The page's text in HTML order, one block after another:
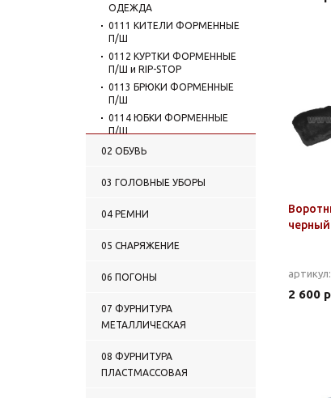
ОДЕЖДА
0111 КИТЕЛИ ФОРМЕННЫЕ
П/Ш
0112 КУРТКИ ФОРМЕННЫЕ
П/Ш и RIP-STOP
0113 БРЮКИ ФОРМЕННЫЕ
П/Ш
0114 ЮБКИ ФОРМЕННЫЕ
П/Ш
0115 КОСТЮМЫ
0116 ПЛАТЬЯ ФОРМЕННЫЕ
РЕКОНСТРУКЦИЙ И
0118 ФОРМЕНКИ
0119 РУБАШКИ МУЖСКИЕ
0121 ГАЛСТУКИ-РЕГАТЫ
ПРОСТЫЕ
ВЫШИТЫЕ
0123 ГАЛСТУКИ-
02 ОБУВЬ
03 ГОЛОВНЫЕ УБОРЫ
04 РЕМНИ
05 СНАРЯЖЕНИЕ
06 ПОГОНЫ
07 ФУРНИТУРА
МЕТАЛЛИЧЕСКАЯ
08 ФУРНИТУРА
ПЛАСТМАССОВАЯ
черный
2 600